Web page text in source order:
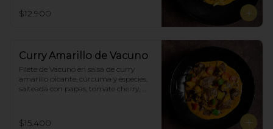
$12.900
Curry Amarillo de Vacuno
Filete de Vacuno en salsa de curry
amarillo picante, cúrcuma y especies,
salteada con papas, tomate cherry,
$15.400